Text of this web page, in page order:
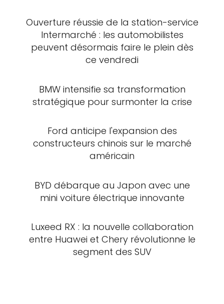
Ouverture réussie de la station-service
Intermarché : les automobilistes
peuvent désormais faire le plein dès
ce vendredi
BMW intensifie sa transformation
stratégique pour surmonter la crise
Ford anticipe l'expansion des
constructeurs chinois sur le marché
américain
BYD débarque au Japon avec une
mini voiture électrique innovante
Luxeed RX : la nouvelle collaboration
entre Huawei et Chery révolutionne le
segment des SUV